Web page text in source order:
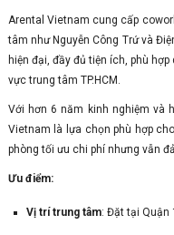
Arental Vietnam cung cấp
tâm như Nguyễn Công Trứ và
hiện đại, đầy đủ tiện ích, phù
vực trung tâm TP.HCM.
Với hơn 6 năm kinh nghiệm và
Vietnam là lựa chọn phù hợp
phòng tối ưu chi phí nhưng vẫn
Ưu điểm:
Vị trí trung tâm: Đặt tại Quận